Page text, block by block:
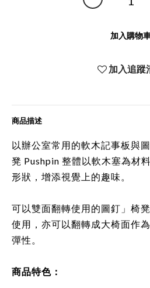
加入購物
加入追蹤
商品描述
以辦公室常用的軟木記事板與
凳 Pushpin 整體以軟木塞為材
形狀，增添視覺上的趣味。
可以雙面翻轉使用的圖釘」 椅
使用，亦可以翻轉成大椅面作
彈性。
商品特色：